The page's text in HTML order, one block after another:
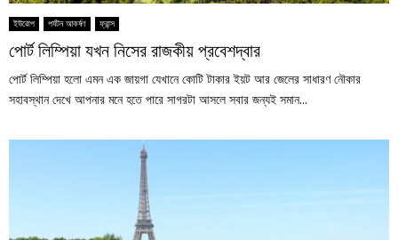
ইউরোপ পর্যটন আকর্ষণ ফ্রান্স
পোর্ট লিম্পিয়া যখন নিসের রাজকীয় প্রবেশদ্বার
পোর্ট লিম্পিয়া হলো এমন এক জায়গা যেখানে কোটি টাকার ইয়ট আর জেলের সাধারণ নৌকার
সহাবস্থান দেখে আপনার মনে হতে পারে সাগরটা আসলে সবার জন্যই সমান...